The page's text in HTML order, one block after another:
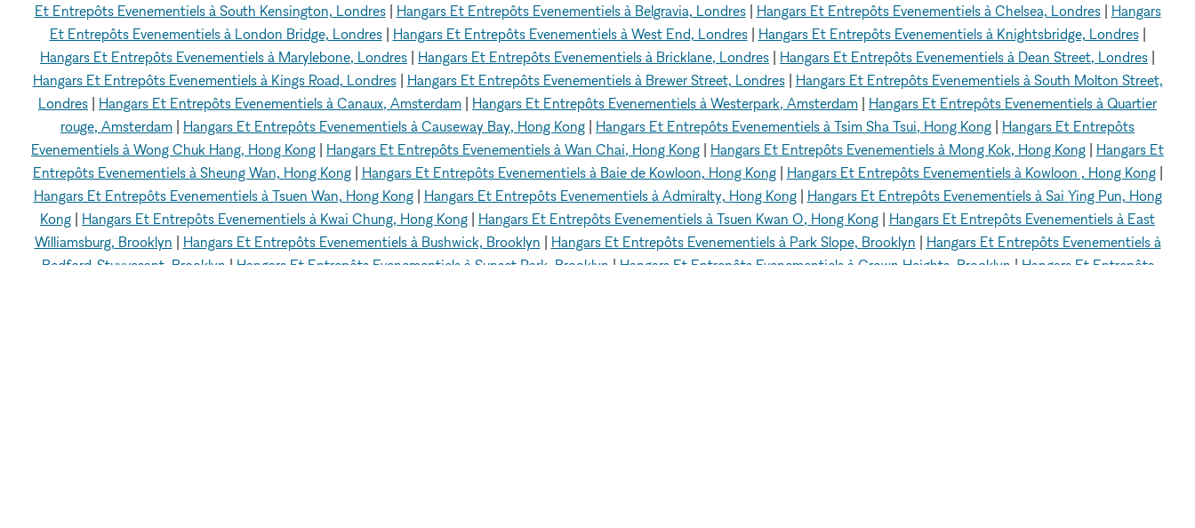
Et Entrepôts Evenementiels à South Kensington, Londres| Hangars Et Entrepôts Evenementiels à Belgravia, Londres| Hangars Et Entrepôts Evenementiels à Chelsea, Londres| Hangars
Et Entrepôts Evenementiels à London Bridge, Londres| Hangars Et Entrepôts Evenementiels à West End, Londres| Hangars Et Entrepôts Evenementiels à Knightsbridge, Londres|
Hangars Et Entrepôts Evenementiels à Marylebone, Londres | Hangars Et Entrepôts Evenementiels à Bricklane, Londres | Hangars Et Entrepôts Evenementiels à Dean Street, Londres |
Hangars Et Entrepôts Evenementiels à Kings Road, Londres| Hangars Et Entrepôts Evenementiels à Brewer Street, Londres| Hangars Et Entrepôts Evenementiels à South Molton Street,
Londres | Hangars Et Entrepôts Evenementiels à Canaux, Amsterdam | Hangars Et Entrepôts Evenementiels à Westerpark, Amsterdam | Hangars Et Entrepôts Evenementiels à Quartier
rouge, Amsterdam | Hangars Et Entrepôts Evenementiels à Causeway Bay, Hong Kong | Hangars Et Entrepôts Evenementiels à Tsim Sha Tsui, Hong Kong | Hangars Et Entrepôts
Evenementiels à Wong Chuk Hang, Hong Kong | Hangars Et Entrepôts Evenementiels à Wan Chai, Hong Kong | Hangars Et Entrepôts Evenementiels à Mong Kok, Hong Kong | Hangars Et
Entrepôts Evenementiels à Sheung Wan, Hong Kong| Hangars Et Entrepôts Evenementiels à Baie de Kowloon, Hong Kong| Hangars Et Entrepôts Evenementiels à Kowloon , Hong Kong|
Hangars Et Entrepôts Evenementiels à Tsuen Wan, Hong Kong| Hangars Et Entrepôts Evenementiels à Admiralty, Hong Kong| Hangars Et Entrepôts Evenementiels à Sai Ying Pun, Hong
Kong | Hangars Et Entrepôts Evenementiels à Kwai Chung, Hong Kong | Hangars Et Entrepôts Evenementiels à Tsuen Kwan O, Hong Kong | Hangars Et Entrepôts Evenementiels à East
Williamsburg, Brooklyn | Hangars Et Entrepôts Evenementiels à Bushwick, Brooklyn | Hangars Et Entrepôts Evenementiels à Park Slope, Brooklyn | Hangars Et Entrepôts Evenementiels à
Bedford-Stuyvesant, Brooklyn | Hangars Et Entrepôts Evenementiels à Sunset Park, Brooklyn | Hangars Et Entrepôts Evenementiels à Crown Heights, Brooklyn | Hangars Et Entrepôts